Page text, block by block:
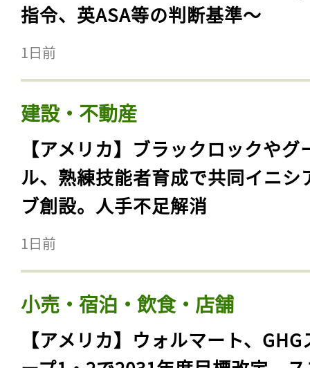
指令、英ASA等の判断基準〜
1日前
建設・不動産
【アメリカ】ブラックロックやグ
ル、熟練技能者育成で共同イニシ
ブ創設。人手不足解消
1日前
小売・宿泊・飲食・店舗
【アメリカ】ウォルマート、GHG